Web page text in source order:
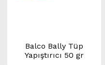
Balco Bally Tüp
Yapıştırıcı 50 gr